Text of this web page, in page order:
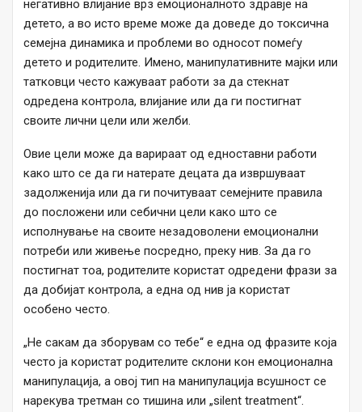
негативно влијание врз емоционалното здравје на
детето, а во исто време може да доведе до токсична
семејна динамика и проблеми во односот помеѓу
детето и родителите. Имено, манипулативните мајки или
татковци често кажуваат работи за да стекнат
одредена контрола, влијание или да ги постигнат
своите лични цели или желби.
Овие цели може да варираат од едноставни работи
како што се да ги натерате децата да извршуваат
задолженија или да ги почитуваат семејните правила
до посложени или себични цели како што се
исполнување на своите незадоволени емоционални
потреби или живење посредно, преку нив. За да го
постигнат тоа, родителите користат одредени фрази за
да добијат контрола, а една од нив ја користат
особено често.
„Не сакам да зборувам со тебе“ е една од фразите која
често ја користат родителите склони кон емоционална
манипулација, а овој тип на манипулација всушност се
нарекува третман со тишина или „silent treatment“.